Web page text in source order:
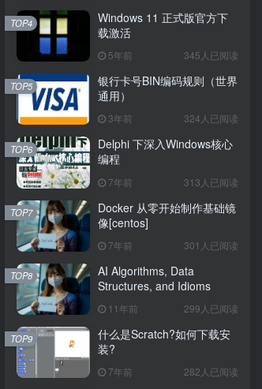
Windows 11 正式版官方下
载激活
5年前 345人已阅读
TOP4
银行卡号BIN编码规则（世界
通用）
3年前 324人已阅读
TOP5
Delphi 下深入Windows核心
编程
7年前 313人已阅读
TOP6
Docker 从零开始制作基础镜
像[centos]
7年前 301人已阅读
TOP7
AI Algorithms, Data
Structures, and Idioms
11年前 299人已阅读
TOP8
什么是Scratch?如何下载安
装?
7年前 282人已阅读
TOP9